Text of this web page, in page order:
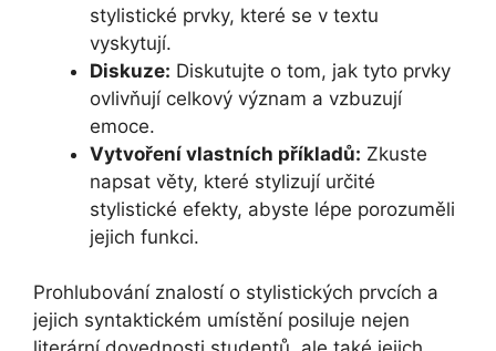
stylistické prvky, které se v textu
vyskytují.
Diskuze: Diskutujte o tom, jak tyto prvky
ovlivňují celkový význam a vzbuzují
emoce.
Vytvoření vlastních příkladů: Zkuste
napsat věty, které stylizují určité
stylistické efekty, abyste lépe porozuměli
jejich funkci.
Prohlubování znalostí o stylistických prvcích a
jejich syntaktickém umístění posiluje nejen